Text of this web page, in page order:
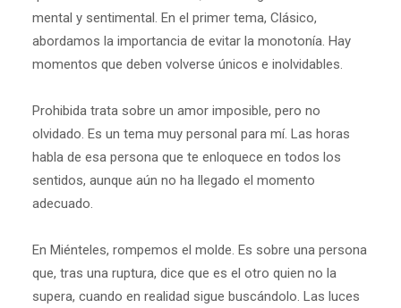
mental y sentimental. En el primer tema, Clásico,
abordamos la importancia de evitar la monotonía. Hay
momentos que deben volverse únicos e inolvidables.
Prohibida trata sobre un amor imposible, pero no
olvidado. Es un tema muy personal para mí. Las horas
habla de esa persona que te enloquece en todos los
sentidos, aunque aún no ha llegado el momento
adecuado.
En Miénteles, rompemos el molde. Es sobre una persona
que, tras una ruptura, dice que es el otro quien no la
supera, cuando en realidad sigue buscándolo. Las luces